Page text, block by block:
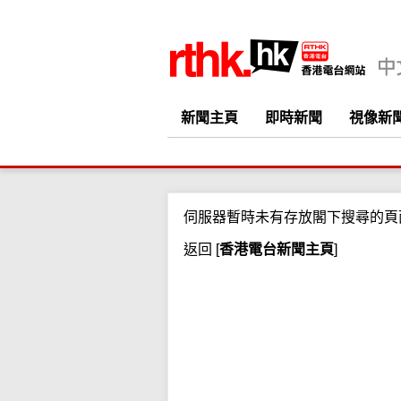
新聞主頁 即時新聞 視像新
伺服器暫時未有存放閣下搜尋的頁
返回 [香港電台新聞主頁]